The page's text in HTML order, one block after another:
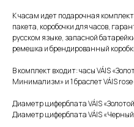
К часам идет подарочная
пакета, коробочки для часов,
русском языке, запасной
ремешка и брендированный
В комплект входит: часы VÁIS
Минимализм» и 1 браслет VÁIS rose
Диаметр циферблата VÁIS
Диаметр циферблата VÁIS